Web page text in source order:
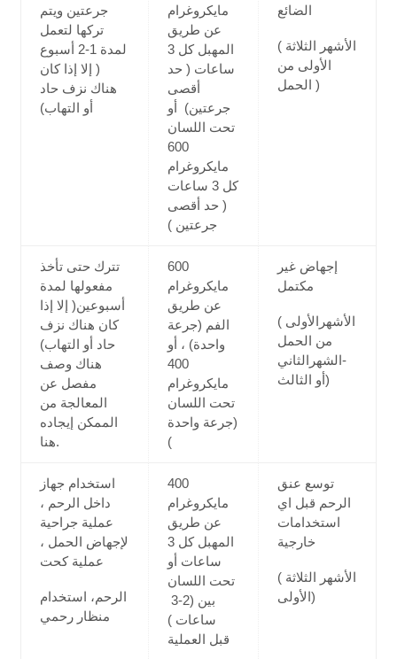
جرعتين ويتم
تركها لتعمل
لمدة 1-2 أسبوع
( إلا إذا كان
هناك نزف حاد
أو التهاب)
مايكروغرام
عن طريق
المهبل كل 3
ساعات ( حد
أقصى
جرعتين) أو
تحت اللسان
600
مايكروغرام
كل 3 ساعات
( حد أقصى
جرعتين )
الضائع
( الأشهر الثلاثة
الأولى من
الحمل )
تترك حتى تأخذ
مفعولها لمدة
أسبوعين( إلا إذا
كان هناك نزف
حاد أو التهاب)
هناك وصف
مفصل عن
المعالجة من
الممكن إيجاده
هنا.
600
مايكروغرام
عن طريق
الفم (جرعة
واحدة) ، أو
400
مايكروغرام
تحت اللسان
(جرعة واحدة
)
إجهاض غير
مكتمل
( الأشهرالأولى
من الحمل
-الشهرالثاني
أو الثالث)
استخدام جهاز
داخل الرحم ،
عملية جراحية
لإجهاض الحمل ،
عملية كحت
الرحم، استخدام
منظار رحمي
400
مايكروغرام
عن طريق
المهبل كل 3
ساعات أو
تحت اللسان
بين (2-3
ساعات )
قبل العملية
توسع عنق
الرحم قبل اي
استخدامات
خارجية
( الأشهر الثلاثة
الأولى)